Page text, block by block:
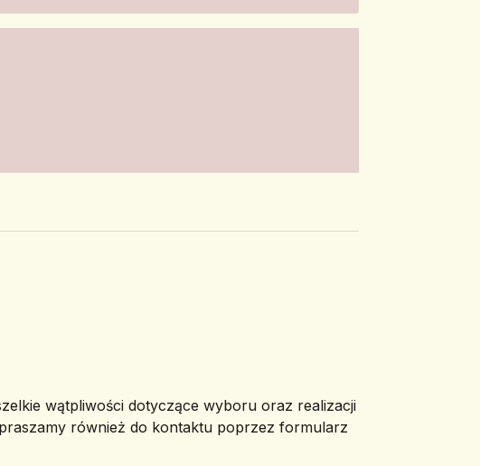
wątpliwości dotyczące wyboru oraz realizacji
również do kontaktu poprzez formularz